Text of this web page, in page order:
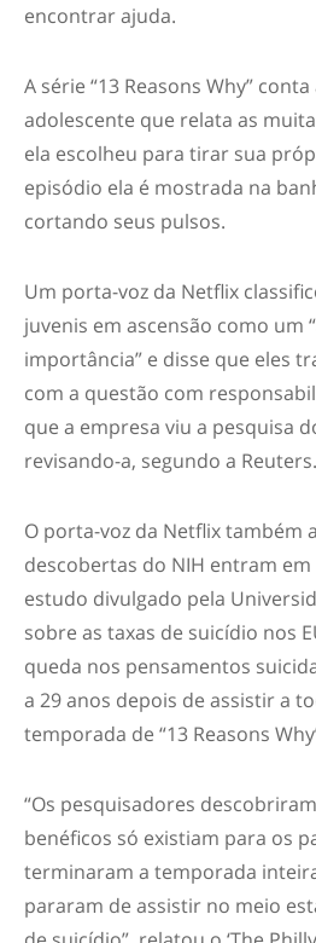
encontrar ajuda.
A série “13 Reasons Why”
adolescente que relata as
ela escolheu para tirar sua
episódio ela é mostrada na
cortando seus pulsos.
Um porta-voz da Netflix
juvenis em ascensão como um
importância” e disse que eles
com a questão com
que a empresa viu a pesquisa
revisando-a, segundo a Reuters.
O porta-voz da Netflix também
descobertas do NIH entram
estudo divulgado pela
sobre as taxas de suicídio nos
queda nos pensamentos
a 29 anos depois de assistir a
temporada de “13 Reasons
“Os pesquisadores
benéficos só existiam para os
terminaram a temporada
pararam de assistir no meio